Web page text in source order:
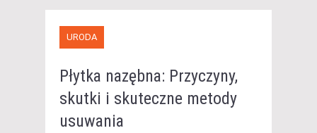
URODA
Płytka nazębna: Przyczyny,
skutki i skuteczne metody
usuwania